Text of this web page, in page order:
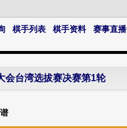
棋手列表 棋手资料 赛事直播
会台湾选拔赛决赛第1轮